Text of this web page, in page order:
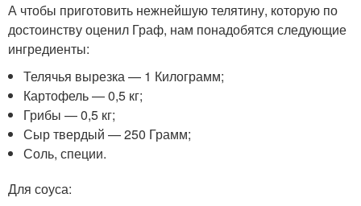
А чтобы приготовить нежнейшую телятину, которую по
достоинству оценил Граф, нам понадобятся следующие
ингредиенты:
Телячья вырезка — 1 Килограмм;
Картофель — 0,5 кг;
Грибы — 0,5 кг;
Сыр твердый — 250 Грамм;
Соль, специи.
Для соуса: